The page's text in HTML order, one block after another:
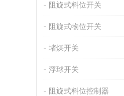
阻旋式料位开关
阻旋式物位开关
堵煤开关
浮球开关
阻旋式料位控制器